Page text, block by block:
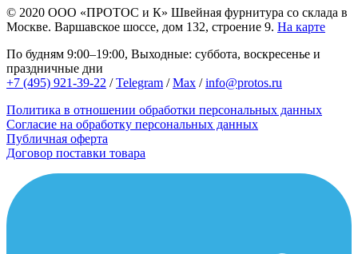
© 2020 ООО «ПРОТОС и К» Швейная фурнитура со склада в
Москве. Варшавское шоссе, дом 132, строение 9. На карте
По будням 9:00–19:00, Выходные: суббота, воскресенье и
праздничные дни
+7 (495) 921-39-22 /Telegram /Max /info@protos.ru
Политика в отношении обработки персональных данных
Согласие на обработку персональных данных
Публичная оферта
Договор поставки товара